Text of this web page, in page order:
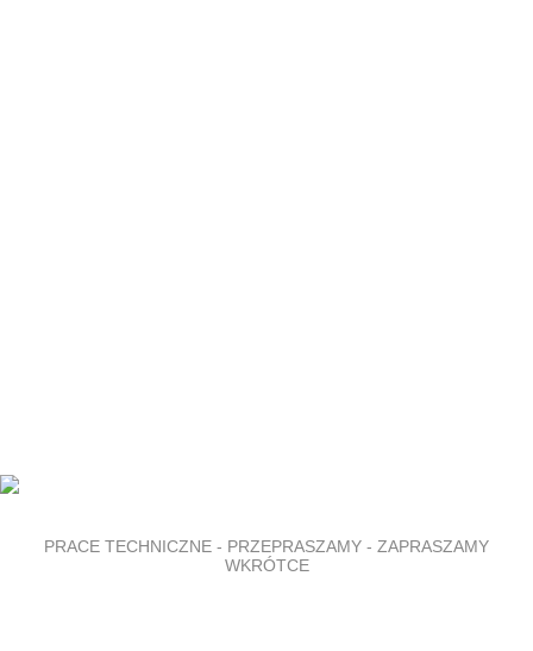
PRACE TECHNICZNE - PRZEPRASZAMY - ZAPRASZAMY
WKRÓTCE